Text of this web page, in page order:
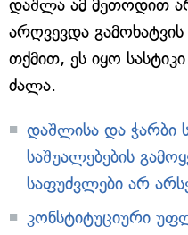
დაშლა ამ მეთოდით
არღვევდა
თქმით, ეს იყო
ძალა.
დაშლისა და ჭარბი
საშუალებების
საფუძვლები არ
კონსტიტუციური